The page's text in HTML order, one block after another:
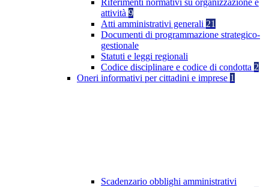
Riferimenti normativi su organizzazione e
attività 9
Atti amministrativi generali 21
Documenti di programmazione strategico-
gestionale
Statuti e leggi regionali
Codice disciplinare e codice di condotta 2
Oneri informativi per cittadini e imprese 1
Scadenzario obblighi amministrativi